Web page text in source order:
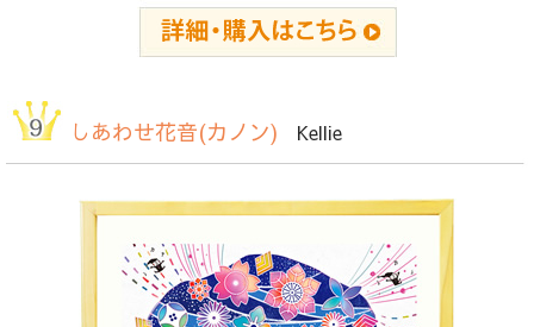
しあわせ花音(カノン) Kellie